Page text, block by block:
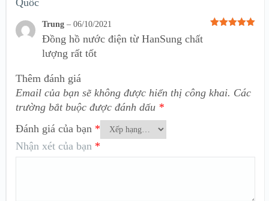
Trung – 06/10/2021
Đồng hồ nước điện từ HanSung chất
lượng rất tốt
Thêm đánh giá
Email của bạn sẽ không được hiển thị công khai. Các
trường bắt buộc được đánh dấu *
Đánh giá của bạn *
Nhận xét của bạn *